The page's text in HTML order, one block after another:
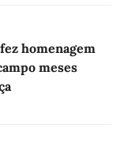
homenagem
meses